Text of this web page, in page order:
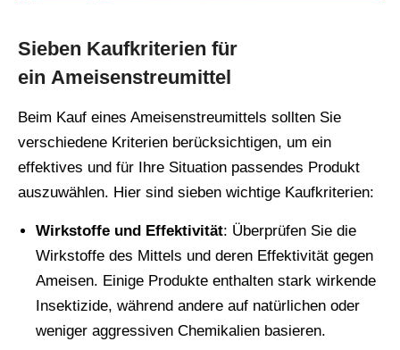
Sieben Kaufkriterien für
ein Ameisenstreumittel
Beim Kauf eines Ameisenstreumittels sollten Sie
verschiedene Kriterien berücksichtigen, um ein
effektives und für Ihre Situation passendes Produkt
auszuwählen. Hier sind sieben wichtige Kaufkriterien:
Wirkstoffe und Effektivität: Überprüfen Sie die
Wirkstoffe des Mittels und deren Effektivität gegen
Ameisen. Einige Produkte enthalten stark wirkende
Insektizide, während andere auf natürlichen oder
weniger aggressiven Chemikalien basieren.